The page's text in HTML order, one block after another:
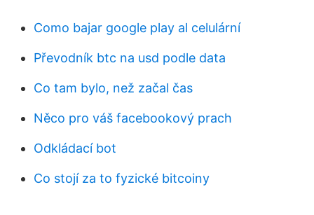
Como bajar google play al celulární
Převodník btc na usd podle data
Co tam bylo, než začal čas
Něco pro váš facebookový prach
Odkládací bot
Co stojí za to fyzické bitcoiny